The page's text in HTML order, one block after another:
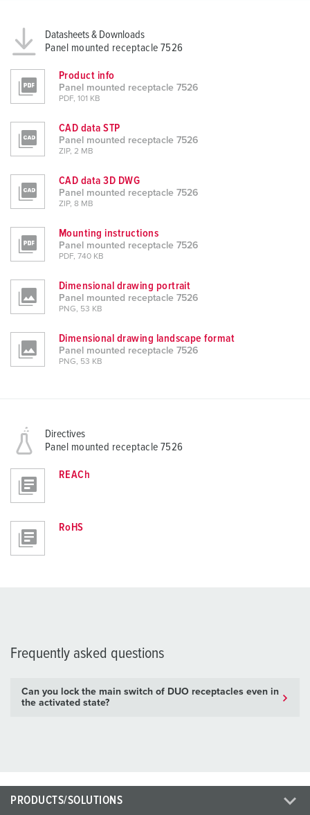
Datasheets & Downloads
Panel mounted receptacle 7526
Product info
Panel mounted receptacle 7526
PDF, 101 KB
CAD data STP
Panel mounted receptacle 7526
ZIP, 2 MB
CAD data 3D DWG
Panel mounted receptacle 7526
ZIP, 8 MB
Mounting instructions
Panel mounted receptacle 7526
PDF, 740 KB
Dimensional drawing portrait
Panel mounted receptacle 7526
PNG, 53 KB
Dimensional drawing landscape format
Panel mounted receptacle 7526
PNG, 53 KB
Directives
Panel mounted receptacle 7526
REACh
RoHS
Frequently asked questions
Can you lock the main switch of DUO receptacles even in
the activated state?
PRODUCTS/SOLUTIONS